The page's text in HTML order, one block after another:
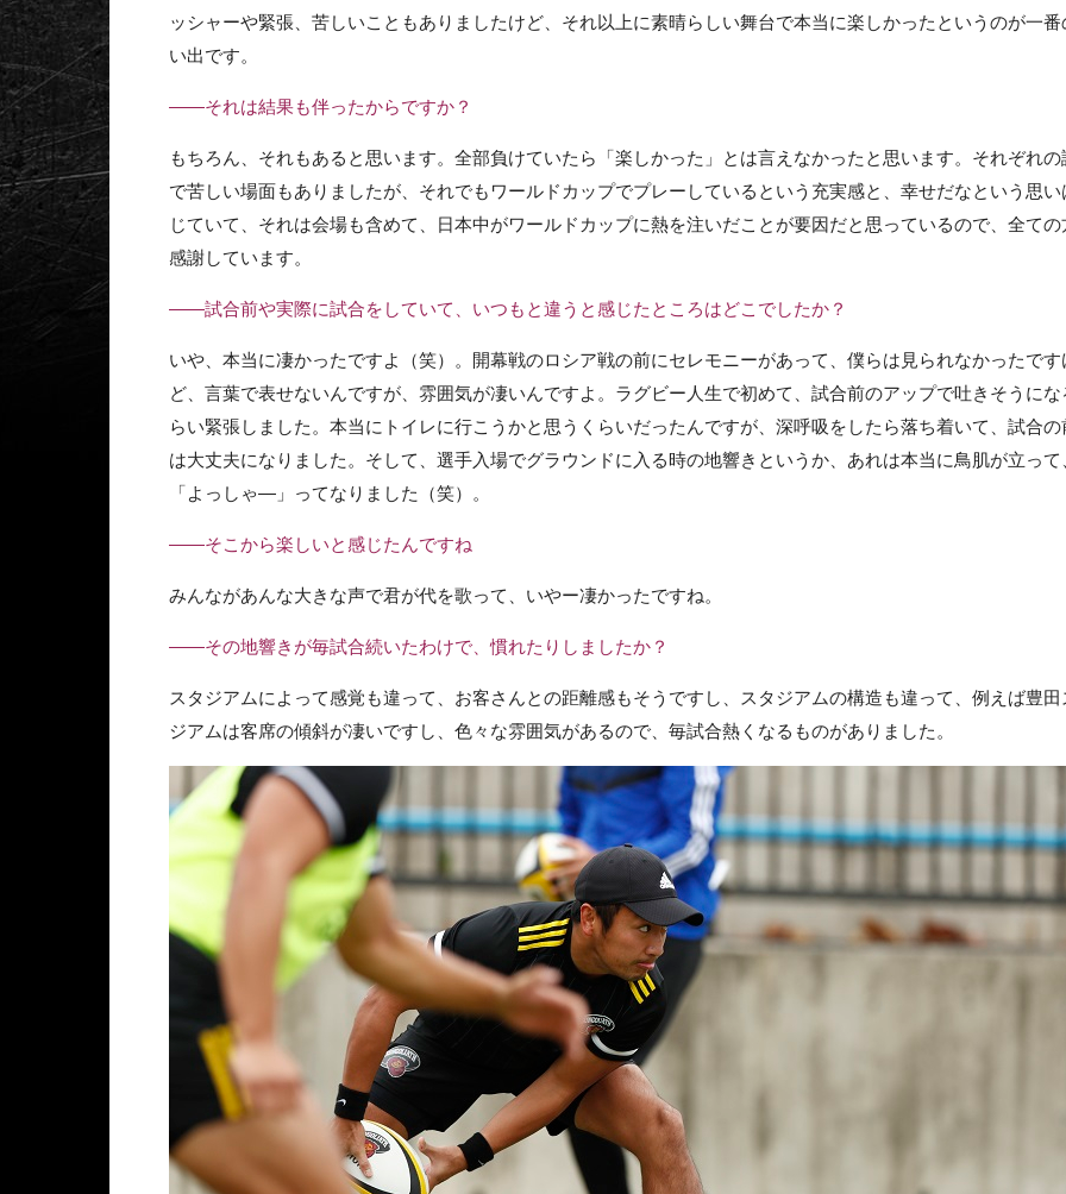
ッシャーや緊張、苦しいこともありましたけど、それ以上に素晴らしい舞台で本当に楽しかったというのが一番
い出です。
――それは結果も伴ったからですか？
もちろん、それもあると思います。全部負けていたら「楽しかった」とは言えなかったと思います。それぞれの
で苦しい場面もありましたが、それでもワールドカップでプレーしているという充実感と、幸せだなという思い
じていて、それは会場も含めて、日本中がワールドカップに熱を注いだことが要因だと思っているので、全ての
感謝しています。
――試合前や実際に試合をしていて、いつもと違うと感じたところはどこでしたか？
いや、本当に凄かったですよ（笑）。開幕戦のロシア戦の前にセレモニーがあって、僕らは見られなかったです
ど、言葉で表せないんですが、雰囲気が凄いんですよ。ラグビー人生で初めて、試合前のアップで吐きそうにな
らい緊張しました。本当にトイレに行こうかと思うくらいだったんですが、深呼吸をしたら落ち着いて、試合の
は大丈夫になりました。そして、選手入場でグラウンドに入る時の地響きというか、あれは本当に鳥肌が立って
「よっしゃ―」ってなりました（笑）。
――そこから楽しいと感じたんですね
みんながあんな大きな声で君が代を歌って、いやー凄かったですね。
――その地響きが毎試合続いたわけで、慣れたりしましたか？
スタジアムによって感覚も違って、お客さんとの距離感もそうですし、スタジアムの構造も違って、例えば豊田
ジアムは客席の傾斜が凄いですし、色々な雰囲気があるので、毎試合熱くなるものがありました。